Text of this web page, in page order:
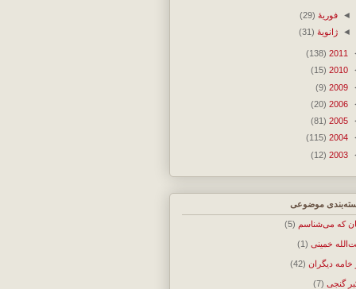
◄فوریهٔ (29)
◄ژانویهٔ (31)
2011
(138)
2010
(15)
2009
(9)
2006
(20)
2005
(81)
2004
(115)
2003
(12)
موضوعی
که می‌شناسم (5)
خمینی (1)
خامه دیگران (42)
گنجی (7)